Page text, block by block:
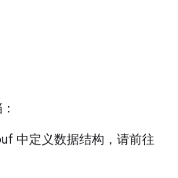
中定义数据结构，请前往